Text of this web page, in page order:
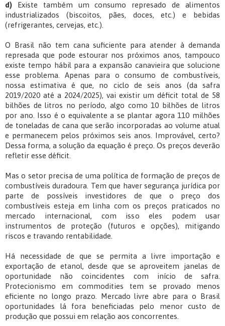
d) Existe também um consumo represado de alimentos
industrializados (biscoitos, pães, doces, etc.) e bebidas
(refrigerantes, cervejas, etc.).
O Brasil não tem cana suficiente para atender à demanda
represada que pode estourar nos próximos anos, tampouco
existe tempo hábil para a expansão canavieira que solucione
esse problema. Apenas para o consumo de combustíveis,
nossa estimativa é que, no ciclo de seis anos (da safra
2019/2020 até a 2024/2025), vai existir um déficit total de 58
bilhões de litros no período, algo como 10 bilhões de litros
por ano. Isso é o equivalente a se plantar agora 110 milhões
de toneladas de cana que serão incorporadas ao volume atual
e permanecem pelos próximos seis anos. Improvável, certo?
Dessa forma, a solução da equação é preço. Os preços deverão
refletir esse déficit.
Mas o setor precisa de uma política de formação de preços de
combustíveis duradoura. Tem que haver segurança jurídica por
parte de possíveis investidores de que o preço dos
combustíveis esteja em linha com os preços praticados no
mercado internacional, com isso eles podem usar
instrumentos de proteção (futuros e opções), mitigando
riscos e travando rentabilidade.
Há necessidade de que se permita a livre importação e
exportação de etanol, desde que se aproveitem janelas de
oportunidade não coincidentes com início de safra.
Protecionismo em commodities tem se provado menos
eficiente no longo prazo. Mercado livre abre para o Brasil
oportunidades lá fora beneficiadas pelo menor custo de
produção que possui em relação aos concorrentes.